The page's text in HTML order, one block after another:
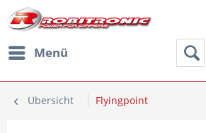
Menü
Übersicht Flyingpoint